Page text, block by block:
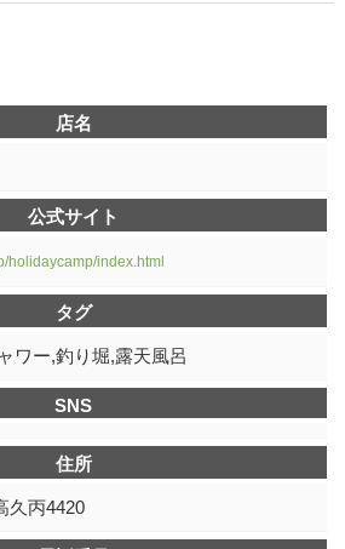
店名
公式サイト
holidaycamp/index.html
タグ
ワー,釣り堀,露天風呂
SNS
住所
久丙4420